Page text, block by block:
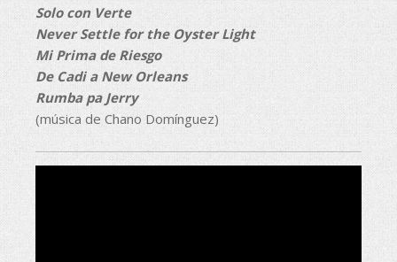
Solo con Verte
Never Settle for the Oyster Light
Mi Prima de Riesgo
De Cadi a New Orleans
Rumba pa Jerry
(música de Chano Domínguez)